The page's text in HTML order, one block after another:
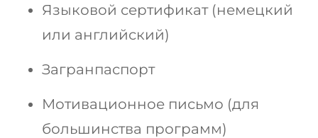
Языковой сертификат (немецкий
или английский)
Загранпаспорт
Мотивационное письмо (для
большинства программ)